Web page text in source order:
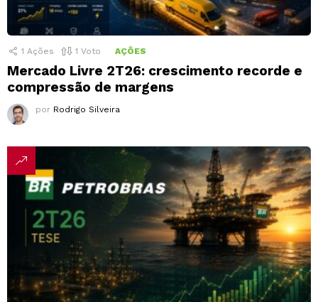
1 Ações 1 Voto AÇÕES
Mercado Livre 2T26: crescimento recorde e
compressão de margens
por Rodrigo Silveira